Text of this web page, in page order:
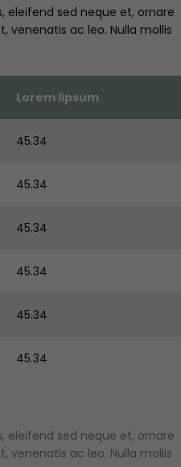
eleifend sed neque et, ornare
venenatis ac leo. Nulla mollis
Lorem lipsum
45.34
45.34
45.34
45.34
45.34
45.34
eleifend sed neque et, ornare
venenatis ac leo. Nulla mollis